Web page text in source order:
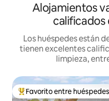
Alojamientos
Los huéspedes están
tienen excelentes
limpieza,
De los mejores en Favorito
Favorito entre huéspedes